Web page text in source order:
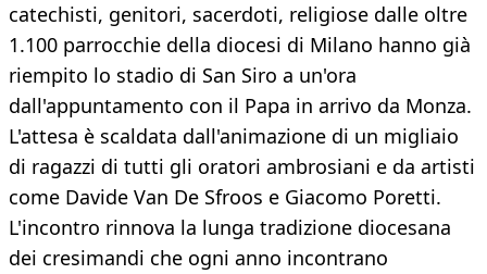
catechisti, genitori, sacerdoti, religiose dalle oltre
1.100 parrocchie della diocesi di Milano hanno già
riempito lo stadio di San Siro a un'ora
dall'appuntamento con il Papa in arrivo da Monza.
L'attesa è scaldata dall'animazione di un migliaio
di ragazzi di tutti gli oratori ambrosiani e da artisti
come Davide Van De Sfroos e Giacomo Poretti.
L'incontro rinnova la lunga tradizione diocesana
dei cresimandi che ogni anno incontrano